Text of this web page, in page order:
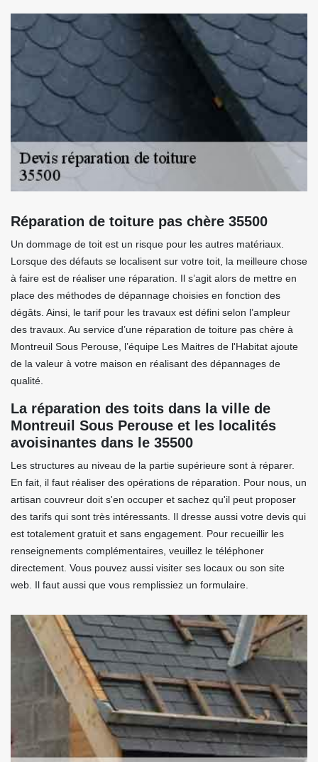
Réparation de toiture pas chère 35500
Un dommage de toit est un risque pour les autres matériaux.
Lorsque des défauts se localisent sur votre toit, la meilleure chose
à faire est de réaliser une réparation. Il s’agit alors de mettre en
place des méthodes de dépannage choisies en fonction des
dégâts. Ainsi, le tarif pour les travaux est défini selon l’ampleur
des travaux. Au service d’une réparation de toiture pas chère à
Montreuil Sous Perouse, l’équipe Les Maitres de l'Habitat ajoute
de la valeur à votre maison en réalisant des dépannages de
qualité.
La réparation des toits dans la ville de
Montreuil Sous Perouse et les localités
avoisinantes dans le 35500
Les structures au niveau de la partie supérieure sont à réparer.
En fait, il faut réaliser des opérations de réparation. Pour nous, un
artisan couvreur doit s'en occuper et sachez qu'il peut proposer
des tarifs qui sont très intéressants. Il dresse aussi votre devis qui
est totalement gratuit et sans engagement. Pour recueillir les
renseignements complémentaires, veuillez le téléphoner
directement. Vous pouvez aussi visiter ses locaux ou son site
web. Il faut aussi que vous remplissiez un formulaire.